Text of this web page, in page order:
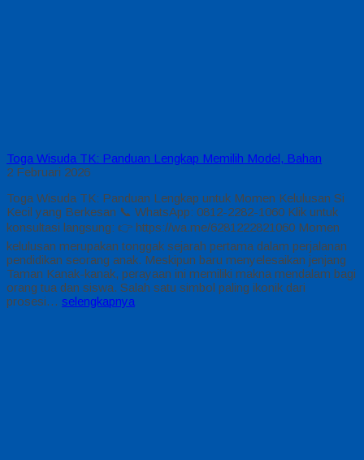
Toga Wisuda TK: Panduan Lengkap Memilih Model, Bahan
2 Februari 2026
Toga Wisuda TK: Panduan Lengkap untuk Momen Kelulusan Si
Kecil yang Berkesan 📞 WhatsApp: 0812-2282-1060 Klik untuk
konsultasi langsung: 👉 https://wa.me/6281222821060 Momen
kelulusan merupakan tonggak sejarah pertama dalam perjalanan
pendidikan seorang anak. Meskipun baru menyelesaikan jenjang
Taman Kanak-kanak, perayaan ini memiliki makna mendalam bagi
orang tua dan siswa. Salah satu simbol paling ikonik dari
prosesi… selengkapnya